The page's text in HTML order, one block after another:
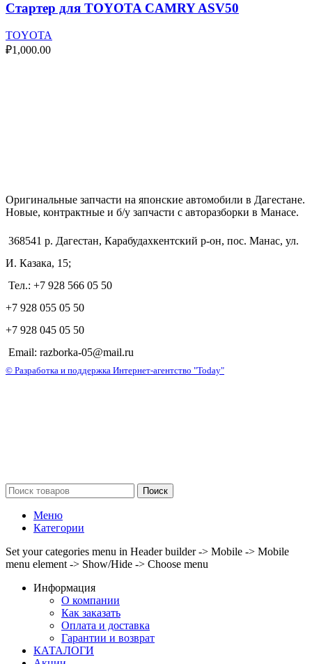
Стартер для TOYOTA CAMRY ASV50
TOYOTA
₽1,000.00
Оригинальные запчасти на японские автомобили в Дагестане.
Новые, контрактные и б/у запчасти с авторазборки в Манасе.
368541 р. Дагестан, Карабудахкентский р-он, пос. Манас, ул.
И. Казака, 15;
Тел.: +7 928 566 05 50
+7 928 055 05 50
+7 928 045 05 50
Email: razborka-05@mail.ru
© Разработка и поддержка Интернет-агентство "Today"
Поиск
Меню
Категории
Set your categories menu in Header builder -> Mobile -> Mobile
menu element -> Show/Hide -> Choose menu
Информация
О компании
Как заказать
Оплата и доставка
Гарантии и возврат
КАТАЛОГИ